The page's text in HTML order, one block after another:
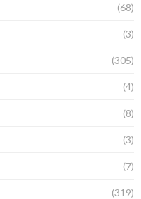
(68)
(3)
(305)
(4)
(8)
(3)
(7)
(319)